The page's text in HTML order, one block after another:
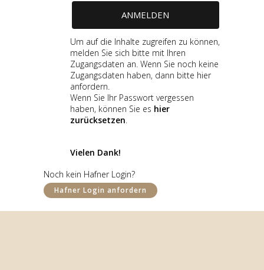
Um auf die Inhalte zugreifen zu können,
melden Sie sich bitte mit Ihren
Zugangsdaten an. Wenn Sie noch keine
Zugangsdaten haben, dann bitte hier
anfordern.
Wenn Sie Ihr Passwort vergessen
haben, können Sie es hier
zurücksetzen.
Vielen Dank!
Noch kein Hafner Login?
Hafner Login anfordern